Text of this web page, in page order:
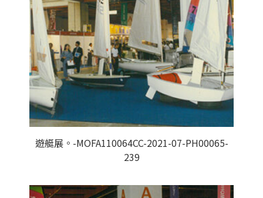
遊艇展。-MOFA110064CC-2021-07-PH00065-
239